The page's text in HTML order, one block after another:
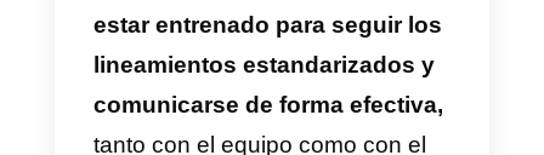
que atienda al cliente ya sabrá
qué es lo que este busca,
gracias a la ruta que ha